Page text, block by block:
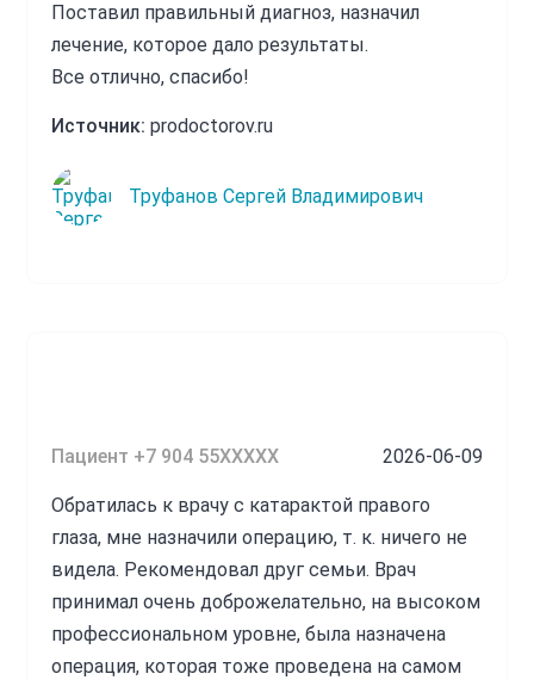
Поставил правильный диагноз, назначил
лечение, которое дало результаты.
Все отлично, спасибо!
Источник: prodoctorov.ru
Труфанов Сергей Владимирович
Пациент +7 904 55XXXXX 2026-06-09
Обратилась к врачу с катарактой правого
глаза, мне назначили операцию, т. к. ничего не
видела. Рекомендовал друг семьи. Врач
принимал очень доброжелательно, на высоком
профессиональном уровне, была назначена
операция, которая тоже проведена на самом